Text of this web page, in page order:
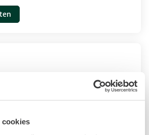
cookies